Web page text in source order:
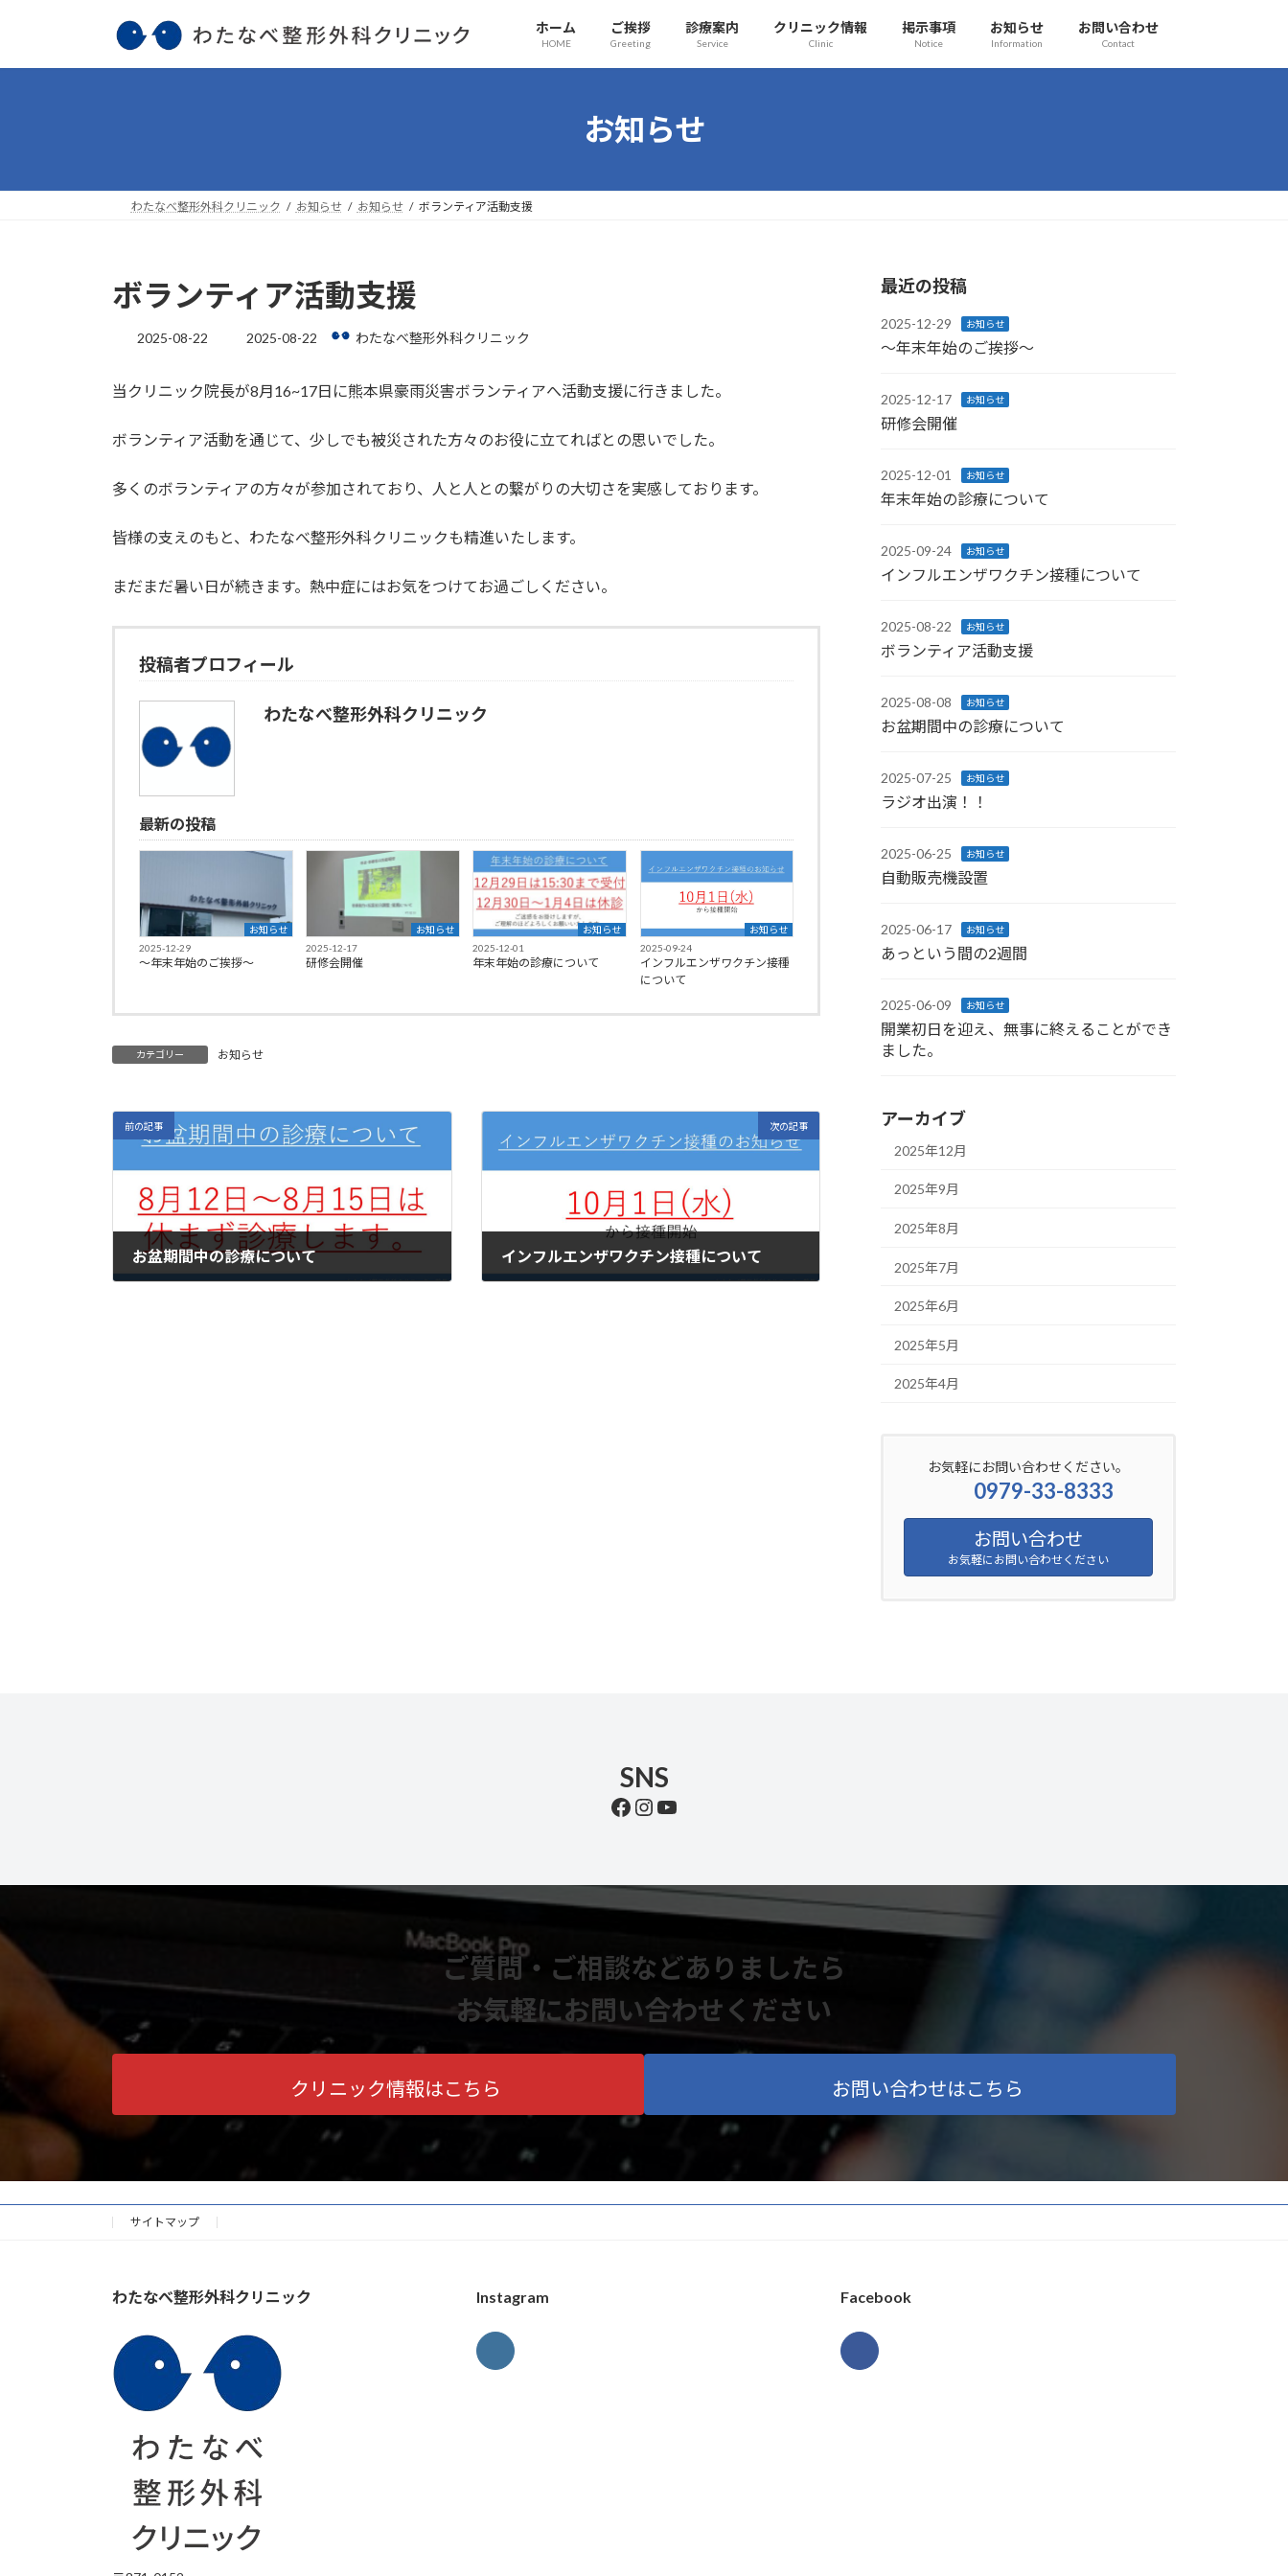
ッ
移
ホーム
HOME
ご挨拶
Greeting
診療案内
Service
クリニック情報
Clinic
掲示事項
Notice
お知らせ
Information
お問い合わせ
Contact
お知らせ
わたなべ整形外科クリニック お知らせ お知らせ ボランティア活動支援
ボランティア活動支援
2025-08-22
最
新
:
2025-08-22 わたなべ整形外科クリニック
当クリニック院長が8月16~17日に熊本県豪雨災害ボランティアへ活動支援に行きました。
ボランティア活動を通じて、少しでも被災された方々のお役に立てればとの思いでした。
多くのボランティアの方々が参加されており、人と人との繋がりの大切さを実感しております。
皆様の支えのもと、わたなべ整形外科クリニックも精進いたします。
まだまだ暑い日が続きます。熱中症にはお気をつけてお過ごしください。
投稿者プロフィール
わたなべ整形外科クリニック
最新の投稿
お知らせ
2025-12-29
〜年末年始のご挨拶〜
お知らせ
2025-12-17
研修会開催
お知らせ
2025-12-01
年末年始の診療について
お知らせ
2025-09-24
インフルエンザワクチン接種
について
カテゴリー お知らせ
前の記事
お盆期間中の診療について
次の記事
インフルエンザワクチン接種について
最近の投稿
2025-12-29 お知らせ
〜年末年始のご挨拶〜
2025-12-17 お知らせ
研修会開催
2025-12-01 お知らせ
年末年始の診療について
2025-09-24 お知らせ
インフルエンザワクチン接種について
2025-08-22 お知らせ
ボランティア活動支援
2025-08-08 お知らせ
お盆期間中の診療について
2025-07-25 お知らせ
ラジオ出演！！
2025-06-25 お知らせ
自動販売機設置
2025-06-17 お知らせ
あっという間の2週間
2025-06-09 お知らせ
開業初日を迎え、無事に終えることができ
ました。
アーカイブ
2025年12月
2025年9月
2025年8月
2025年7月
2025年6月
2025年5月
2025年4月
お気軽にお問い合わせください。
0979-33-8333
お問い合わせ
お気軽にお問い合わせください
SNS
Facebook
Instagram
YouTube
ご質問・ご相談などありましたら
お気軽にお問い合わせください
クリニック情報はこちら お問い合わせはこちら
サイトマップ
わたなべ整形外科クリニック Instagram Facebook